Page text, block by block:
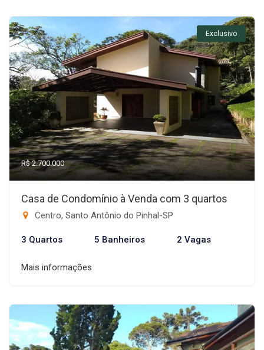
Exclusivo
R$ 2.700.000
Casa de Condomínio à Venda com 3 quartos
Centro, Santo Antônio do Pinhal-SP
3 Quartos 5 Banheiros 2 Vagas
Mais informações